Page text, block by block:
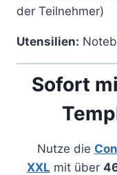
der Teilnehmer)
Utensilien:
Sofort
Nutze die
XXL mit über